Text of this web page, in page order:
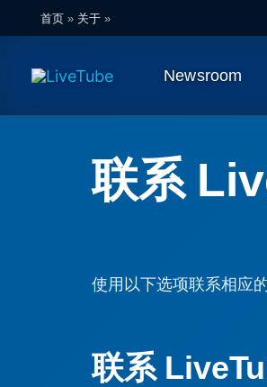
至
首页 » 关于 »
Newsroom
联系
使用以下选项联系相应
联系